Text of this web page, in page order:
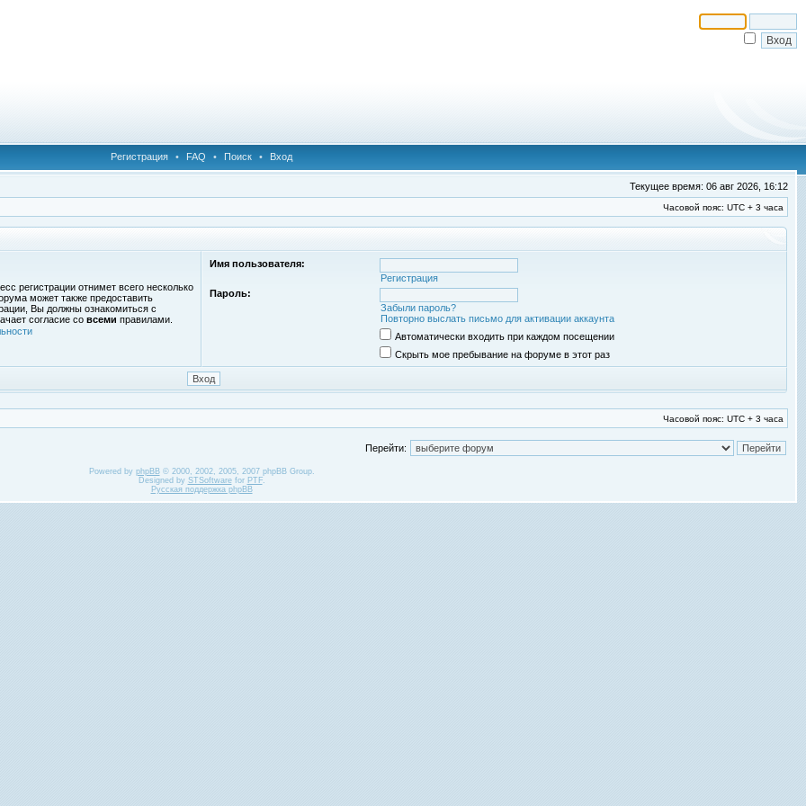
Регистрация • FAQ • Поиск • Вход
Текущее время: 06 авг 2026, 16:12
Часовой пояс: UTC + 3 часа
регистрации отнимет всего несколько
может также предоставить
Вы должны ознакомиться с
согласие со всеми правилами.
Имя пользователя:
Регистрация
Пароль:
Забыли пароль?
Повторно выслать письмо для активации аккаунта
Автоматически входить при каждом посещении
Скрыть мое пребывание на форуме в этот раз
Часовой пояс: UTC + 3 часа
Перейти:
Powered by phpBB© 2000, 2002, 2005, 2007 phpBB Group.
Designed by STSoftwarefor PTF.
Русская поддержка phpBB